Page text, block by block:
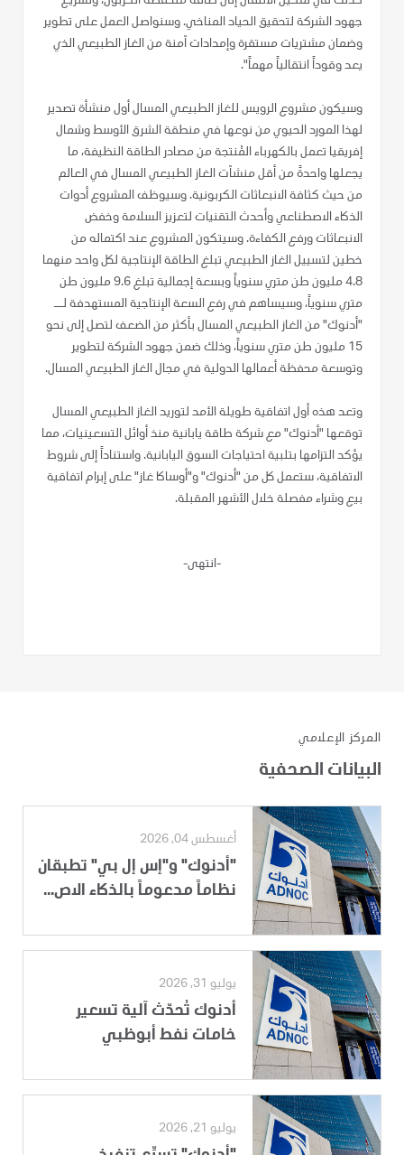
جهود الشركة لتحقيق الحياد المناخي. وسنواصل العمل على تطوير
وضمان مشتريات مستقرة وإمدادات آمنة من الغاز الطبيعي الذي
يعد وقوداً انتقالياً مهماً".
وسيكون مشروع الرويس للغاز الطبيعي المسال أول منشأة تصدير
لهذا المورد الحيوي من نوعها في منطقة الشرق الأوسط وشمال
إفريقيا تعمل بالكهرباء المُنتجة من مصادر الطاقة النظيفة، ما
يجعلها واحدةً من أقل منشآت الغاز الطبيعي المسال في العالم
من حيث كثافة الانبعاثات الكربونية. وسيوظف المشروع أدوات
الذكاء الاصطناعي وأحدث التقنيات لتعزيز السلامة وخفض
الانبعاثات ورفع الكفاءة. وسيتكون المشروع عند اكتماله من
خطين لتسييل الغاز الطبيعي تبلغ الطاقة الإنتاجية لكل واحد منهما
4.8 مليون طن متري سنوياً وبسعة إجمالية تبلغ 9.6 مليون طن
متري سنوياً، وسيساهم في رفع السعة الإنتاجية المستهدفة لــ
"أدنوك" من الغاز الطبيعي المسال بأكثر من الضعف لتصل إلى نحو
15 مليون طن متري سنوياً، وذلك ضمن جهود الشركة لتطوير
وتوسعة محفظة أعمالها الدولية في مجال الغاز الطبيعي المسال.
وتعد هذه أول اتفاقية طويلة الأمد لتوريد الغاز الطبيعي المسال
توقعها "أدنوك" مع شركة طاقة يابانية منذ أوائل التسعينيات، مما
يؤكد التزامها بتلبية احتياجات السوق اليابانية. واستناداً إلى شروط
الاتفاقية، ستعمل كل من "أدنوك" و"أوساكا غاز" على إبرام اتفاقية
بيع وشراء مفصلة خلال الأشهر المقبلة.
-انتهى-
المركز الإعلامي
البيانات الصحفية
أغسطس 04, 2026
"أدنوك" و"إس إل بي" تطبقان
نظاماً مدعوماً بالذكاء الاص...
يوليو 31, 2026
أدنوك تُحدّث آلية تسعير
خامات نفط أبوظبي
يوليو 21, 2026